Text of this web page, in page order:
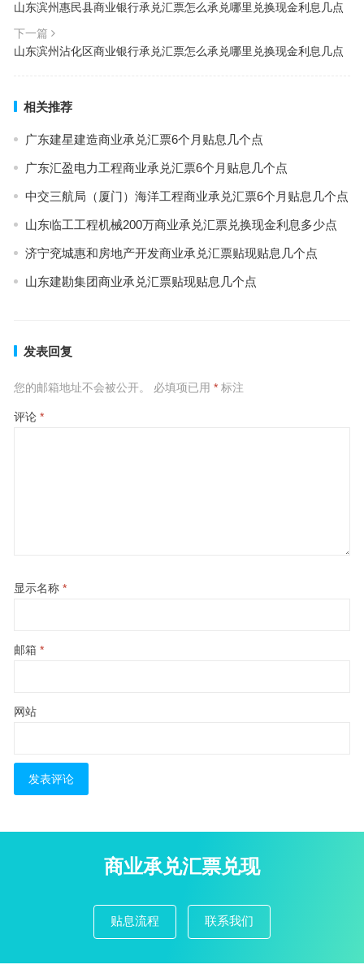
山东滨州惠民县商业银行承兑汇票怎么承兑哪里兑换现金利息几点
下一篇
山东滨州沾化区商业银行承兑汇票怎么承兑哪里兑换现金利息几点
相关推荐
广东建星建造商业承兑汇票6个月贴息几个点
广东汇盈电力工程商业承兑汇票6个月贴息几个点
中交三航局（厦门）海洋工程商业承兑汇票6个月贴息几个点
山东临工工程机械200万商业承兑汇票兑换现金利息多少点
济宁兖城惠和房地产开发商业承兑汇票贴现贴息几个点
山东建勘集团商业承兑汇票贴现贴息几个点
发表回复
您的邮箱地址不会被公开。 必填项已用 *标注
评论 *
显示名称 *
邮箱 *
网站
商业承兑汇票兑现
贴息流程 联系我们